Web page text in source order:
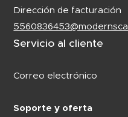
Dirección de facturación
Servicio al cliente
Correo electrónico
Soporte y oferta